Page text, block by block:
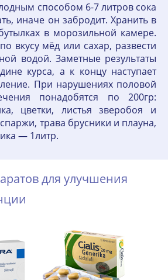
способом 6-7 литров сока
иначе он забродит. Хранить в
в морозильной камере.
вкусу мёд или сахар, развести
водой. Заметные результаты
курса, а к концу наступает
При нарушениях половой
понадобятся по 200гр:
цветки, листья зверобоя и
трава брусники и плауна,
— 1литр.
для улучшения